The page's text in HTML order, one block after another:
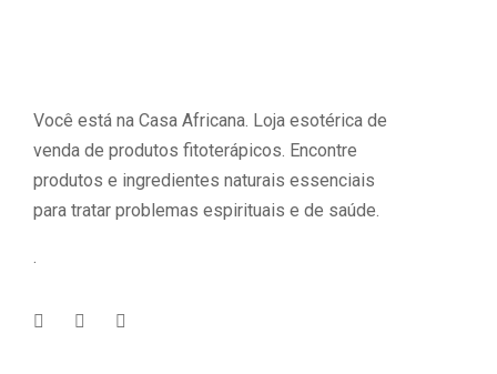
Você está na Casa Africana. Loja esotérica de
venda de produtos fitoterápicos. Encontre
produtos e ingredientes naturais essenciais
para tratar problemas espirituais e de saúde.
.